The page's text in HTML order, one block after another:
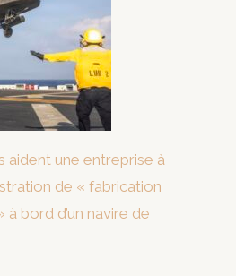
aident une entreprise à
de « fabrication
bord d’un navire de